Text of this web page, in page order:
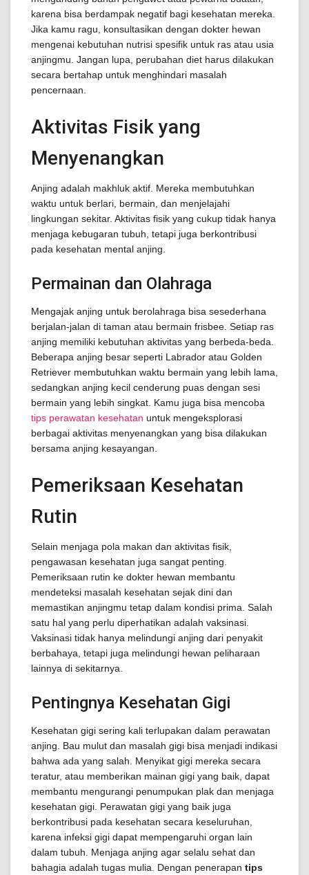
karena bisa berdampak negatif bagi kesehatan mereka.
Jika kamu ragu, konsultasikan dengan dokter hewan
mengenai kebutuhan nutrisi spesifik untuk ras atau usia
anjingmu. Jangan lupa, perubahan diet harus dilakukan
secara bertahap untuk menghindari masalah
pencernaan.
Aktivitas Fisik yang
Menyenangkan
Anjing adalah makhluk aktif. Mereka membutuhkan
waktu untuk berlari, bermain, dan menjelajahi
lingkungan sekitar. Aktivitas fisik yang cukup tidak hanya
menjaga kebugaran tubuh, tetapi juga berkontribusi
pada kesehatan mental anjing.
Permainan dan Olahraga
Mengajak anjing untuk berolahraga bisa sesederhana
berjalan-jalan di taman atau bermain frisbee. Setiap ras
anjing memiliki kebutuhan aktivitas yang berbeda-beda.
Beberapa anjing besar seperti Labrador atau Golden
Retriever membutuhkan waktu bermain yang lebih lama,
sedangkan anjing kecil cenderung puas dengan sesi
bermain yang lebih singkat. Kamu juga bisa mencoba
tips perawatan kesehatan untuk mengeksplorasi
berbagai aktivitas menyenangkan yang bisa dilakukan
bersama anjing kesayangan.
Pemeriksaan Kesehatan
Rutin
Selain menjaga pola makan dan aktivitas fisik,
pengawasan kesehatan juga sangat penting.
Pemeriksaan rutin ke dokter hewan membantu
mendeteksi masalah kesehatan sejak dini dan
memastikan anjingmu tetap dalam kondisi prima. Salah
satu hal yang perlu diperhatikan adalah vaksinasi.
Vaksinasi tidak hanya melindungi anjing dari penyakit
berbahaya, tetapi juga melindungi hewan peliharaan
lainnya di sekitarnya.
Pentingnya Kesehatan Gigi
Kesehatan gigi sering kali terlupakan dalam perawatan
anjing. Bau mulut dan masalah gigi bisa menjadi indikasi
bahwa ada yang salah. Menyikat gigi mereka secara
teratur, atau memberikan mainan gigi yang baik, dapat
membantu mengurangi penumpukan plak dan menjaga
kesehatan gigi. Perawatan gigi yang baik juga
berkontribusi pada kesehatan secara keseluruhan,
karena infeksi gigi dapat mempengaruhi organ lain
dalam tubuh. Menjaga anjing agar selalu sehat dan
bahagia adalah tugas mulia. Dengan penerapan tips